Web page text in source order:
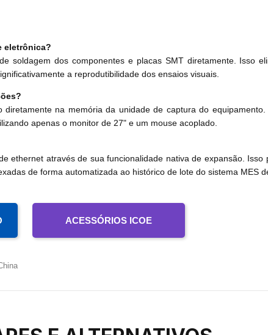
eletrônica?
soldagem dos componentes e placas SMT diretamente. Isso
a reprodutibilidade dos ensaios visuais.
na memória da unidade de captura do
apenas o monitor de 27" e um mouse acoplado.
ethernet através de sua funcionalidade nativa de expansão. Isso
de forma automatizada ao histórico de lote do sistema MES
ACESSÓRIOS ICOE